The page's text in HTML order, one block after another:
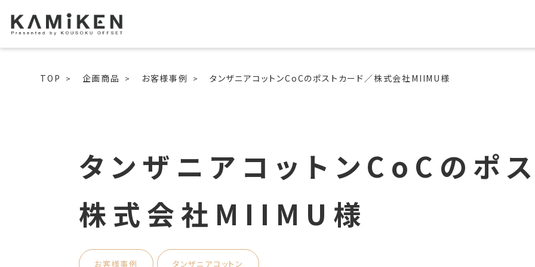
TOP 企画商品 お客様事例 タンザニアコットンCoCのポストカード／株式会社MIIMU様
タンザニアコットンCoCのポ
株式会社MIIMU様
お客様事例 タンザニアコットン